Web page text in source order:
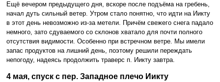
Ещё вечером предыдущего дня, вскоре после подъёма на гребень,
начал дуть сильный ветер. Утром стало понятно, что идти на Иикту
в этот день невозможно из-за метели. Причём свежего снега падало
немного, зато сдуваемого со склонов хватало для почти полного
отсутствия видимости. Особенно при встречном ветре. Мы имели
запас продуктов на лишний день, поэтому решили переждать
непогоду, надеясь продолжить траверс п. Иикту завтра.
4 мая, спуск с пер. Западное плечо Иикту